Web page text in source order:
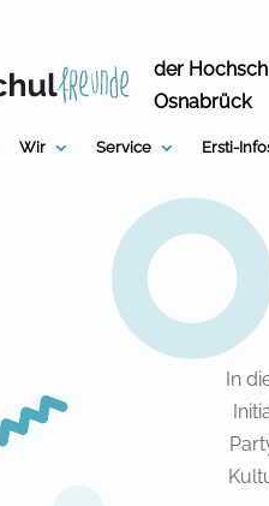
der
Osnabrück
Wir Service Ersti-
In